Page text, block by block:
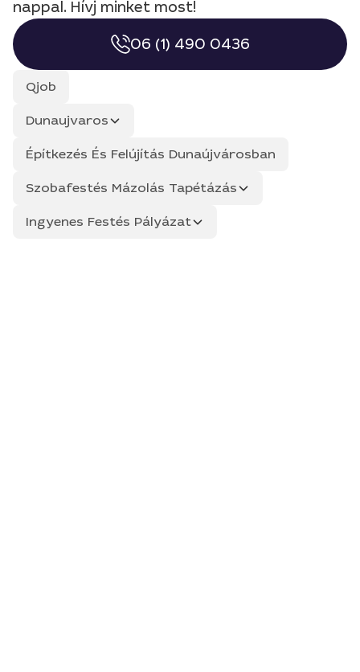
nappal. Hívj minket most!
06 (1) 490 0436
Qjob
Dunaujvaros
Építkezés És Felújítás Dunaújvárosban
Szobafestés Mázolás Tapétázás
Ingyenes Festés Pályázat